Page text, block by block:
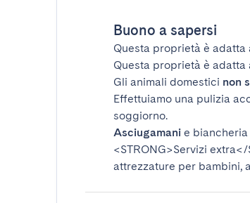
Buono a sapersi
Questa proprietà è adatta
Questa proprietà è adatta
Gli animali domestici non
Effettuiamo una pulizia
soggiorno.
Asciugamani e
<STRONG>Servizi extra</
attrezzature per bambini,